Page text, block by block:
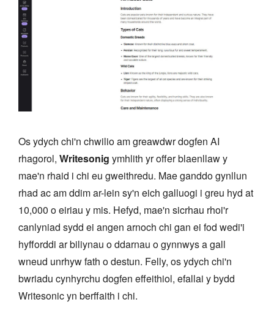
Os ydych chi'n chwilio am greawdwr dogfen AI
rhagorol, Writesonig ymhlith yr offer blaenllaw y
mae'n rhaid i chi eu gweithredu. Mae ganddo gynllun
rhad ac am ddim ar-lein sy'n eich galluogi i greu hyd at
10,000 o eiriau y mis. Hefyd, mae'n sicrhau rhoi'r
canlyniad sydd ei angen arnoch chi gan ei fod wedi'i
hyfforddi ar biliynau o ddarnau o gynnwys a gall
wneud unrhyw fath o destun. Felly, os ydych chi'n
bwriadu cynhyrchu dogfen effeithiol, efallai y bydd
Writesonic yn berffaith i chi.